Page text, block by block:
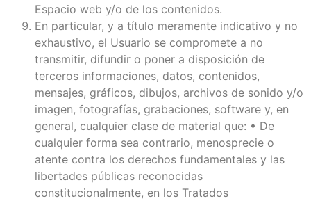
Espacio web y/o de los contenidos.
En particular, y a título meramente indicativo y no
exhaustivo, el Usuario se compromete a no
transmitir, difundir o poner a disposición de
terceros informaciones, datos, contenidos,
mensajes, gráficos, dibujos, archivos de sonido y/o
imagen, fotografías, grabaciones, software y, en
general, cualquier clase de material que: • De
cualquier forma sea contrario, menosprecie o
atente contra los derechos fundamentales y las
libertades públicas reconocidas
constitucionalmente, en los Tratados